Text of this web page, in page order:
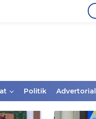
Politik Advertorial